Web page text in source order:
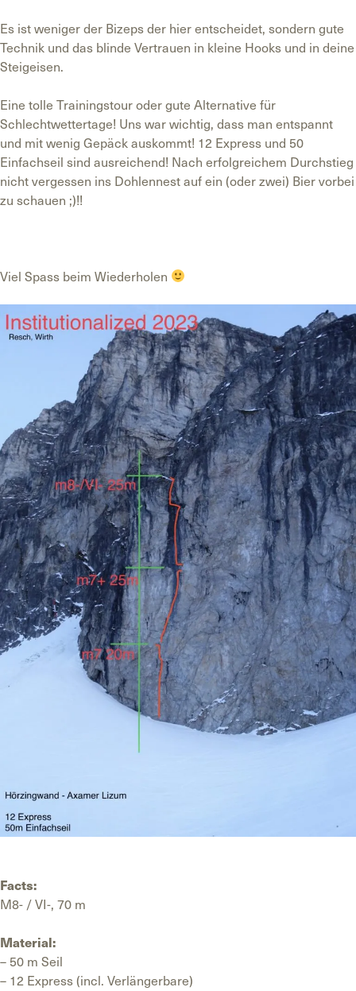
Es ist weniger der Bizeps der hier entscheidet, sondern gute
Technik und das blinde Vertrauen in kleine Hooks und in deine
Steigeisen.
Eine tolle Trainingstour oder gute Alternative für
Schlechtwettertage! Uns war wichtig, dass man entspannt
und mit wenig Gepäck auskommt! 12 Express und 50
Einfachseil sind ausreichend! Nach erfolgreichem Durchstieg
nicht vergessen ins Dohlennest auf ein (oder zwei) Bier vorbei
zu schauen ;)!!
Viel Spass beim Wiederholen
Facts:
M8- / VI-, 70 m
Material:
– 50 m Seil
– 12 Express (incl. Verlängerbare)